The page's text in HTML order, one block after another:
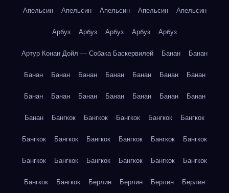
Апельсин Апельсин Апельсин Апельсин Апельсин
Арбуз Арбуз Арбуз Арбуз Арбуз
Артур Конан Дойл — Собака Баскервилей Банан Банан
Банан Банан Банан Банан Банан Банан Банан
Банан Банан Банан Банан Банан Банан Банан
Банан Бангкок Бангкок Бангкок Бангкок Бангкок
Бангкок Бангкок Бангкок Бангкок Бангкок Бангкок
Бангкок Бангкок Бангкок Бангкок Бангкок Бангкок
Бангкок Бангкок Берлин Берлин Берлин Берлин